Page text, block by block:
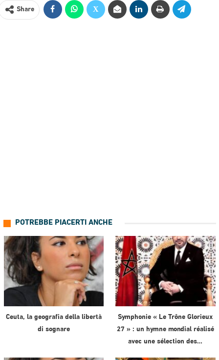
Share
POTREBBE PIACERTI ANCHE
Ceuta, la geografia della libertà
di sognare
Symphonie « Le Trône Glorieux
27 » : un hymne mondial réalisé
avec une sélection des…